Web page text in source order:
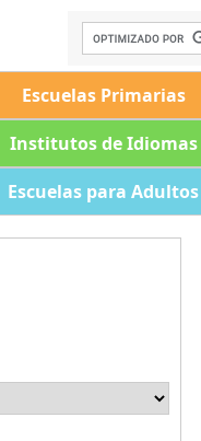
Escuelas Primarias
Institutos de Idiomas
Escuelas para Adultos